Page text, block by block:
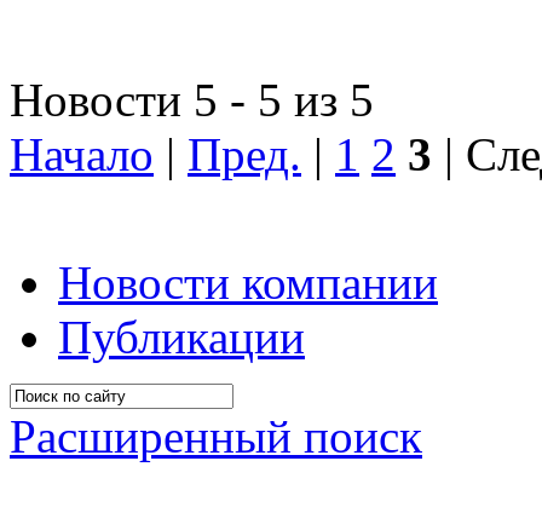
Новости 5 - 5 из 5
Начало | Пред. | 1 2 3 |
Новости компании
Публикации
Расширенный поиск